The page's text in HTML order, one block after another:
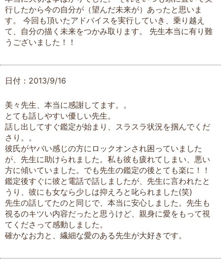
行したから今の自分が（望んだ未来が）あったと思いま
す。 今回も頂いたアドバイスを実行していき、乗り越え
て、自分の描く未来をつかみ取ります。 先生本当に有り難
うございました！！
日付：2013/9/16
美々先生、本当に感謝してます。。
とても話しやすい優しい先生。
話し出してすぐ鑑定が始まり、スラスラ状況を掴んでくだ
さり。。
彼氏がヤバい感じの方にロックオンされ困っていました
が、先生に助けられました。私も彼も疲れてしまい、悪い
方に傾いていました。でも先生の鑑定の後とても楽に！！
鑑定後すぐに彼と電話で話しましたが、先生に言われたと
うり、彼にも女なら少しは抑えろと叱られました(笑)
先生の話してたのと同じで、本当に安心しました。先生も
視るのキツい内容だったと思うけど、親身に愛をもって視
てくださって感動しました。
確かなお力と、繊細な愛のある先生が大好きです。